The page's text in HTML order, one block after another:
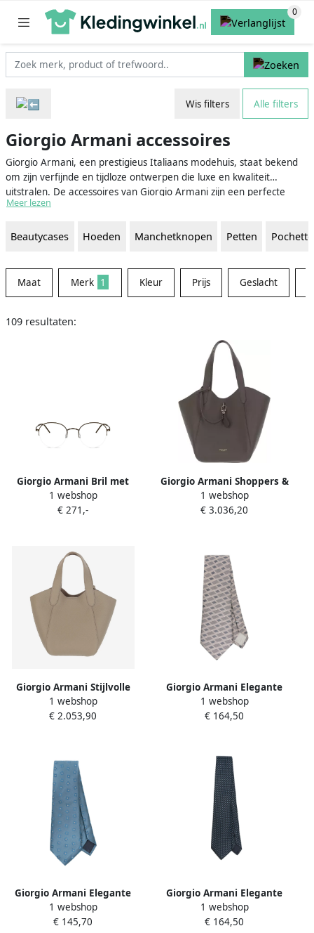
Wis filters Alle filters
Giorgio Armani accessoires
Giorgio Armani, een prestigieus Italiaans modehuis, staat bekend
om zijn verfijnde en tijdloze ontwerpen die luxe en kwaliteit
uitstralen. De accessoires van Giorgio Armani zijn een perfecte
aanvulling op elke outfit en voegen een vleugje elegantie toe aan je
Giorgio Armani accessoires zijn ontworpen met de hoogste
hoogwaardige en stijlvolle producten.
Meer lezen
Beautycases Hoeden Manchetknopen Petten
Maat Merk 1 Kleur Prijs Geslacht
109 resultaten:
Giorgio Armani Bril met
rond montuur Bruin
1 webshop
€ 271,-
Giorgio Armani Shoppers &
Totes Leather Tote Bag With
Logo in bruin
1 webshop
€ 3.036,20
Giorgio Armani Stijlvolle
Handtassen voor Modieuze
Vrouwen Beige Dames
1 webshop
€ 2.053,90
Giorgio Armani Elegante
Zijden Stropdas voor
Mannen Multicolor Heren
1 webshop
€ 164,50
Giorgio Armani Elegante
Zijden Stropdas voor
Mannen Blue Heren
1 webshop
€ 145,70
Giorgio Armani Elegante
Zijden Stropdas voor
Mannen Blue Heren
1 webshop
€ 164,50